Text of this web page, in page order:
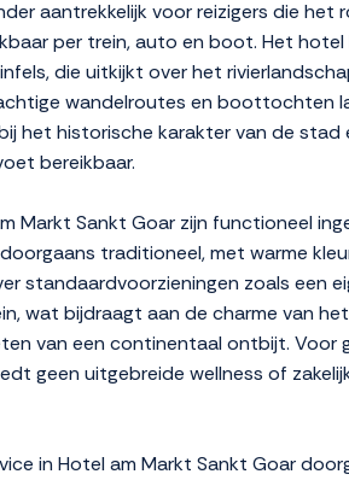
aantrekkelijk voor reizigers die
per trein, auto en boot. Het
die uitkijkt over het
wandelroutes en boottochten
het historische karakter van de
bereikbaar.
Markt Sankt Goar zijn functioneel
traditioneel, met warme
standaardvoorzieningen zoals een
wat bijdraagt aan de charme van
van een continentaal ontbijt. Voor
geen uitgebreide wellness of
in Hotel am Markt Sankt Goar